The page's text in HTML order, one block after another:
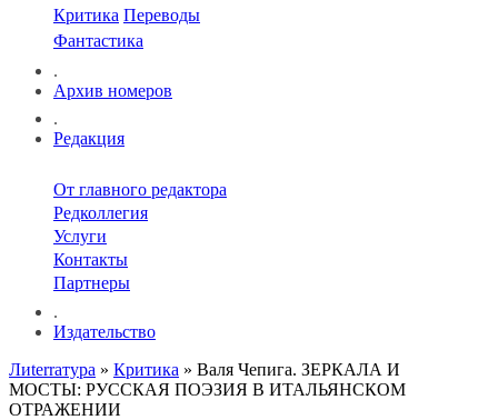
Критика Переводы
Фантастика
.
Архив номеров
.
Редакция
От главного редактора
Редколлегия
Услуги
Контакты
Партнеры
.
Издательство
Лиterraтура » Критика » Валя Чепига. ЗЕРКАЛА И
МОСТЫ: РУССКАЯ ПОЭЗИЯ В ИТАЛЬЯНСКОМ
ОТРАЖЕНИИ